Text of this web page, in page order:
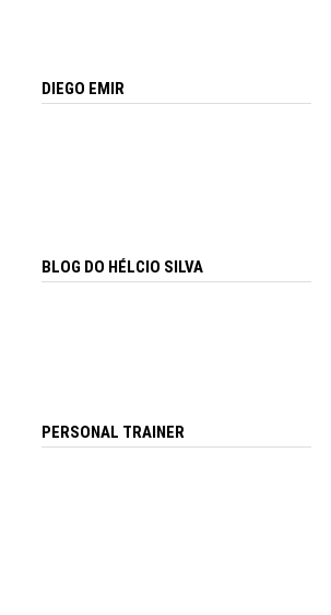
DIEGO EMIR
BLOG DO HÉLCIO SILVA
PERSONAL TRAINER